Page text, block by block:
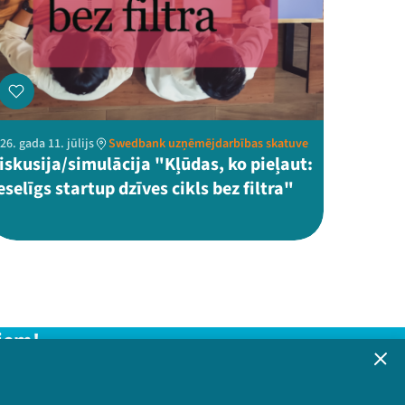
gada 11. jūlijs Swedbank uzņēmējdarbības skatuve
simulācija "Kļūdas, ko pieļaut:
startup dzīves cikls bez filtra"